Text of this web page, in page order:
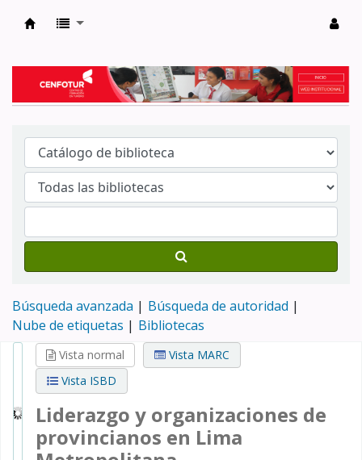
Búsqueda avanzada
Búsqueda de autoridad
Nube de etiquetas
Bibliotecas
Vista normal
Vista MARC
Vista ISBD
Liderazgo y organizaciones de
provincianos en Lima